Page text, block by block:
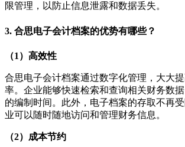
限管理，以防止信息泄露和数据丢失。
3. 合思电子会计档案的优势有哪些？
（1）高效性
合思电子会计档案通过数字化管理，大大
率。企业能够快速检索和查询相关财务数
的编制时间。此外，电子档案的存取不再
业可以随时随地访问和管理财务信息。
（2）成本节约